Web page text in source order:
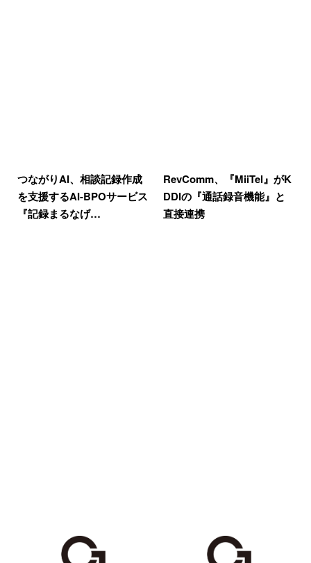
つながりAI、相談記録作成
を支援するAI-BPOサービス
『記録まるなげ…
RevComm、『MiiTel』がK
DDIの『通話録音機能』と
直接連携